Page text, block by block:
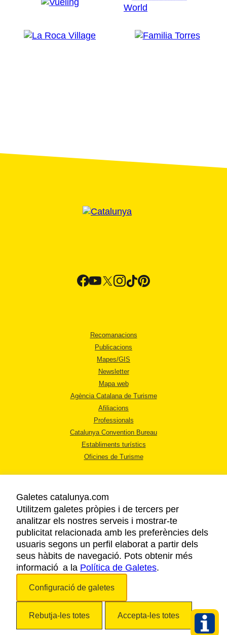
Recomanacions
Publicacions
Mapes/GIS
Newsletter
Mapa web
Agència Catalana de Turisme
Afiliacions
Professionals
Catalunya Convention Bureau
Establiments turístics
Oficines de Turisme
AVÍS LEGAL
POLÍTICA DE PRIVACITAT
COOKIES
ACCESSIBILITAT
Galetes catalunya.com
Utilitzem galetes pròpies i de tercers per
analitzar els nostres serveis i mostrar-te
publicitat relacionada amb les preferències dels
usuaris segons un perfil elaborat a partir dels
seus hàbits de navegació. Pots obtenir més
informació a la Política de Galetes.
Configuració de galetes
Rebutja-les totes Accepta-les totes